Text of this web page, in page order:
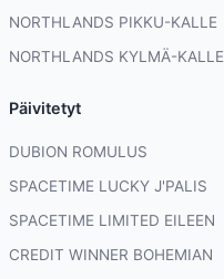
NORTHLANDS PIKKU-KALLE
NORTHLANDS KYLMÄ-KALLE
Päivitetyt
DUBION ROMULUS
SPACETIME LUCKY J'PALIS
SPACETIME LIMITED EILEEN
CREDIT WINNER BOHEMIAN